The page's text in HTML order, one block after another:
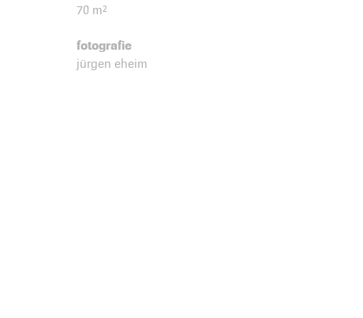
70 m²
fotografie
jürgen eheim